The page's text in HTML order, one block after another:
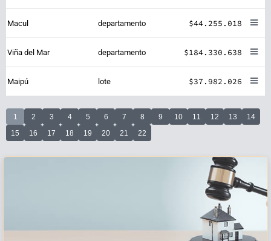
Macul departamento $44.255.018
Viña del Mar departamento $184.330.638
Maipú lote $37.982.026
1 2 3 4 5 6 7 8 9 10 11 12 13
14
15
16 17 18 19 20 21 22